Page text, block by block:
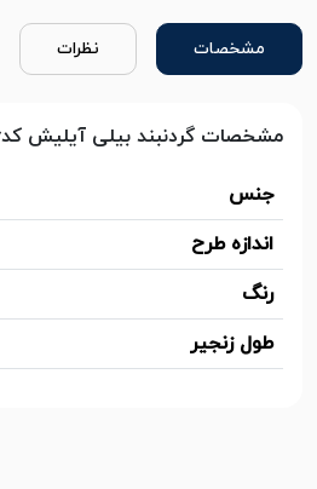
مشخصات نظرات
مشخصات گردنبند بیلی آیلیش کد۲۸۵۶
جنس
اندازه طرح
رنگ
طول زنجیر